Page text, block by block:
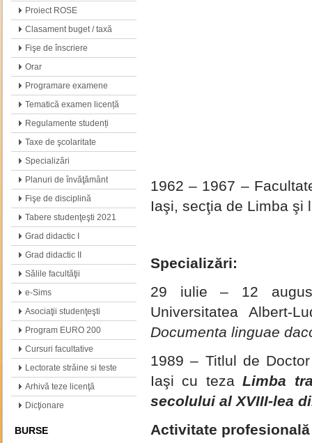
Proiect ROSE
Clasament buget / taxă
Fişe de înscriere
Orar
Programare examene
Tematică examen licență
Regulamente studenți
Taxe de şcolaritate
Specializări
Planuri de învăţământ
Fişe de disciplină
Tabere studenţeşti 2021
Grad didactic I
Grad didactic II
Sălile facultăţii
e-Sims
Asociaţii studenţeşti
Program EURO 200
Cursuri facultative
(neogreacă, polonă,…
Lectorate străine si teste
internationale
Arhivă teze licenţă
Dicţionare
BURSE
1962 – 1967 –
Iaşi, secţia de Limba şi
Specializări:
29 iulie – 12
Universitatea Albert-
Documenta linguae
1989 – Titlul de
Iaşi cu tezaLimba
secolului al XVIII-lea
Activitate profesională